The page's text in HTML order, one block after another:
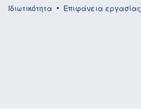
Ιδιωτικότητα
Επιφάνεια εργασίας